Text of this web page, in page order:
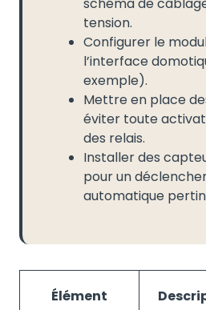
schéma de
tension.
Configurer le
l’interface
exemple).
Mettre en place
éviter toute
des relais.
Installer des
pour un
automatique
Élément